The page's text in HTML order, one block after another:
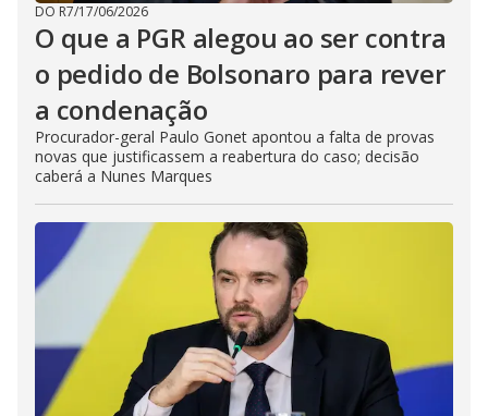
DO R7/17/06/2026
O que a PGR alegou ao ser contra
o pedido de Bolsonaro para rever
a condenação
Procurador-geral Paulo Gonet apontou a falta de provas
novas que justificassem a reabertura do caso; decisão
caberá a Nunes Marques